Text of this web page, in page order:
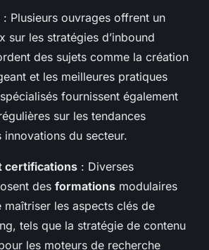
: Plusieurs ouvrages offrent un
sur les stratégies d’inbound
des sujets comme la création
et les meilleures pratiques
fournissent également
sur les tendances
innovations du secteur.
certifications : Diverses
des formations modulaires
les aspects clés de
tels que la stratégie de contenu
les moteurs de recherche